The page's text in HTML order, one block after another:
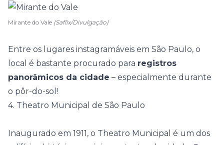
Mirante do Vale (Saflix/Divulgação)
Entre os lugares instagramáveis em São Paulo, o
local é bastante procurado para registros
panorâmicos da cidade – especialmente durante
o pôr-do-sol!
4. Theatro Municipal de São Paulo
Inaugurado em 1911, o Theatro Municipal é um dos